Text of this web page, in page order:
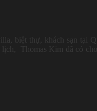
biệt thự, khách sạn tại
Thomas Kim đã có